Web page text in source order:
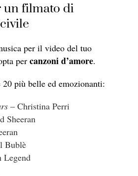
un filmato di
per il video del tuo
per canzoni d’amore.
20 più belle ed emozionanti:
– Christina Perri
Sheeran
Bublè